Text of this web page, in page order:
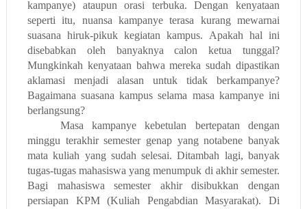
kampanye) ataupun orasi terbuka. Dengan kenyataan
seperti itu, nuansa kampanye terasa kurang mewarnai
suasana hiruk-pikuk kegiatan kampus. Apakah hal ini
disebabkan oleh banyaknya calon ketua tunggal?
Mungkinkah kenyataan bahwa mereka sudah dipastikan
aklamasi menjadi alasan untuk tidak berkampanye?
Bagaimana suasana kampus selama masa kampanye ini
berlangsung?
Masa kampanye kebetulan bertepatan dengan
minggu terakhir semester genap yang notabene banyak
mata kuliah yang sudah selesai. Ditambah lagi, banyak
tugas-tugas mahasiswa yang menumpuk di akhir semester.
Bagi mahasiswa semester akhir disibukkan dengan
persiapan KPM (Kuliah Pengabdian Masyarakat). Di